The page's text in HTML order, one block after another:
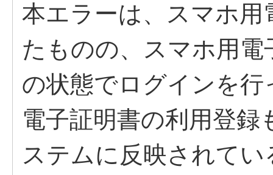
本エラーは、スマホ用
たものの、スマホ用
の状態でログインを
電子証明書の利用登
ステムに反映されて